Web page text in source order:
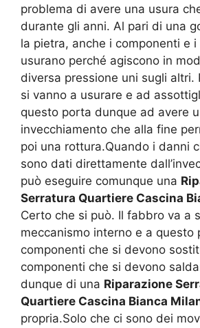
problema di avere una usura
durante gli anni. Al pari di una
la pietra, anche i componenti e
usurano perché agiscono in
diversa pressione uni sugli altri.
si vanno a usurare e ad
questo porta dunque ad avere
invecchiamento che alla fine
poi una rottura.Quando i danni
sono dati direttamente
può eseguire comunque una
Serratura Quartiere Cascina
Certo che si può. Il fabbro va a
meccanismo interno e a questo
componenti che si devono
componenti che si devono
dunque di una Riparazione
Quartiere Cascina Bianca
propria.Solo che ci sono dei